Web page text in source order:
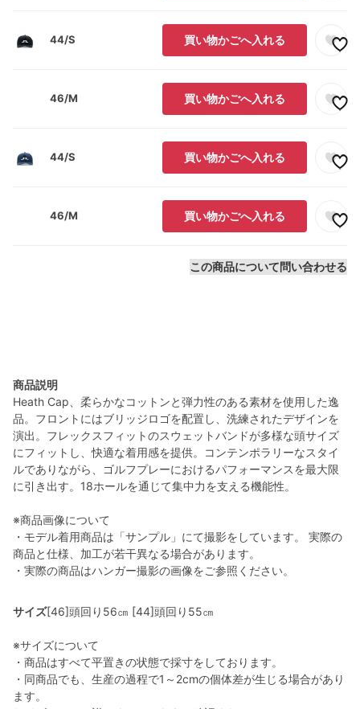
44/S 買い物かごへ入れる
46/M 買い物かごへ入れる
44/S 買い物かごへ入れる
46/M 買い物かごへ入れる
この商品について問い合わせる
商品説明
Heath Cap、柔らかなコットンと弾力性のある素材を使用した逸
品。フロントにはブリッジロゴを配置し、洗練されたデザインを
演出。フレックスフィットのスウェットバンドが多様な頭サイズ
にフィットし、快適な着用感を提供。コンテンポラリーなスタイ
ルでありながら、ゴルフプレーにおけるパフォーマンスを最大限
に引き出す。18ホールを通じて集中力を支える機能性。
※商品画像について
・モデル着用商品は「サンプル」にて撮影をしています。 実際の
商品と仕様、加工が若干異なる場合があります。
・実際の商品はハンガー撮影の画像をご参照ください。
サイズ[46]頭回り56㎝ [44]頭回り55㎝
※サイズについて
・商品はすべて平置きの状態で採寸をしております。
・同商品でも、生産の過程で1～2cmの個体差が生じる場合があり
ます。